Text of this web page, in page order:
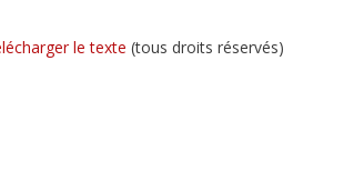
le texte (tous droits réservés)